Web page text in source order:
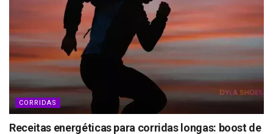
CORRIDAS
Receitas energéticas para corridas longas: boost de